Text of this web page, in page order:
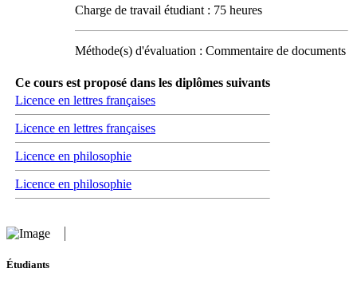
Charge de travail étudiant : 75 heures
Méthode(s) d'évaluation : Commentaire de documents
Ce cours est proposé dans les diplômes suivants
Licence en lettres françaises
Licence en lettres françaises
Licence en philosophie
Licence en philosophie
Étudiants